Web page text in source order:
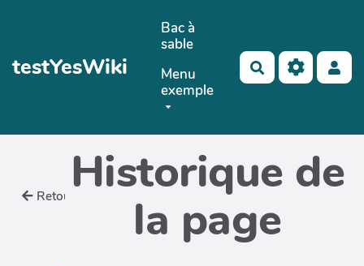
Aller au contenu principal
testYesWiki
Bac à
sable
Menu
exemple
Rechercher
Retour Historique de
la page